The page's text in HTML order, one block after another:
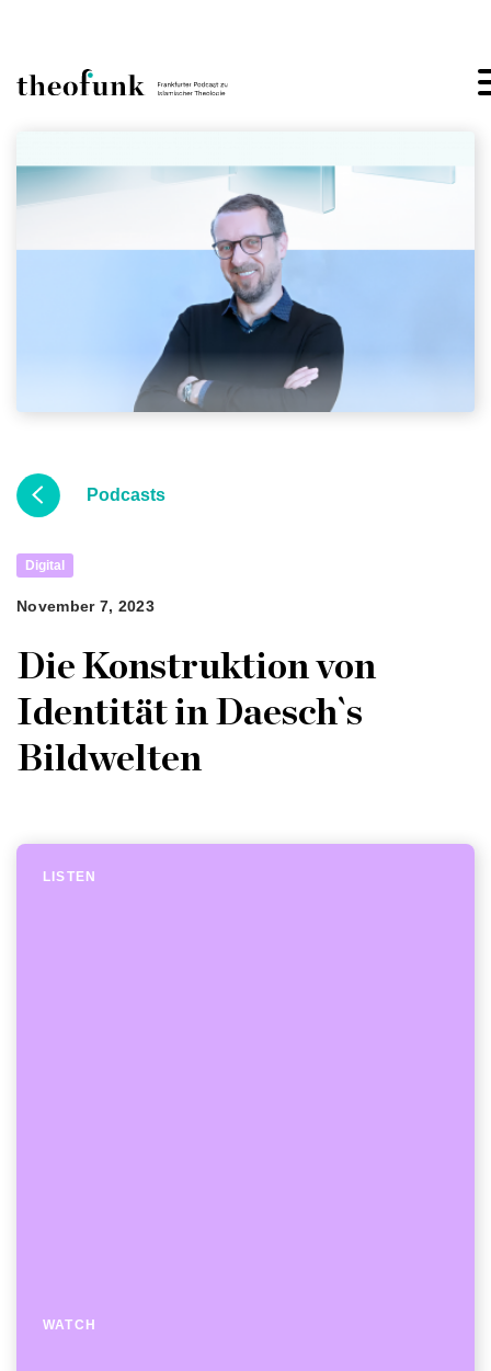
Podcasts
Digital
November 7, 2023
Die Konstruktion von
Identität in Daesch`s
Bildwelten
LISTEN
WATCH